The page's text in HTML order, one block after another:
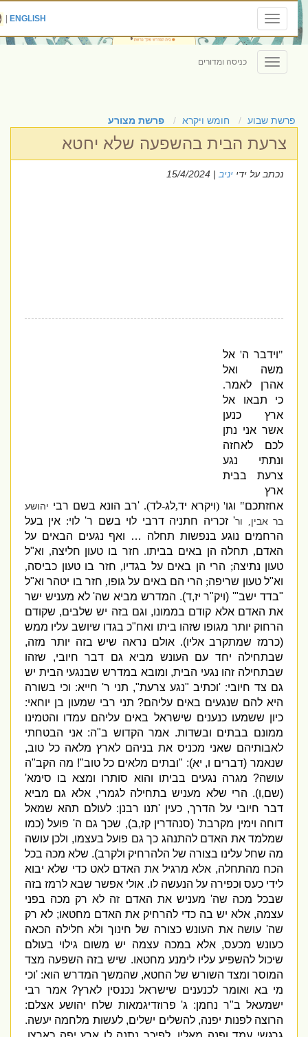
Toggle
navigation
ENGLISH
|
Toggle
navigation
כניסה ומדורים
פרשת שבוע חומש ויקרא פרשת מצורע
צרעת הבית בהשפעה שלא יחטא
נכתב על ידייניב| 15/4/2024
וידבר ה 'אל
משה ואל
אהרן לאמר.
כי תבאו אל
ארץ כנען
אשר אני נתן
לכם לאחזה
ונתתי נגע
צרעת בבית
ארץ
אחזתכם"וגו ' (ויקרא יד ,לג-לד).
'רב הונא בשם רבייהושע
בר אבין,ור 'זכריה חתניה דרבי לוי בשם ר 'לוי:אין בעל
הרחמים נוגע בנפשות תחלה … ואף נגעים הבאים על
האדם,תחלה הן באים בביתו.חזר בו טעון חליצה,וא "ל
טעון נתיצה;הרי הן באים על בגדיו,חזר בו טעון כביסה,
"ל טעון שריפה;הרי הם באים על גופו,חזר בו יטהר וא "ל
בדד ישב"' (ויק"ר יז, ד).המדרש מביא שה'לא מעניש ישר
את האדם אלא קודם בממונו,וגם בזה יש שלבים,שקודם
הרחוק יותר מגופו שזהו ביתו ואח"כ בגדו שיושב עליו ממש
כרמז שמתקרב אליו).אולם נראה שיש בזה יותר מזה,
שבתחילה יחד עם העונש מביא גם דבר חיובי,שזהו
שבתחילה זהו נגעי הבית,ומובא במדרש שבנגעי הבית יש
גם צד חיובי: 'וכתיב"נגע צרעת",תני ר 'חייא:וכי בשורה
היא להם שנגעים באים עליהם?תני רבי שמעון בן יוחאי:
כיון ששמעו כנענים שישראל באים עליהם עמדו והטמינו
ממונם בבתים ובשדות.אמר הקדוש ב ה:אני הבטחתי
לאבותיהם שאני מכניס את בניהם לארץ מלאה כל טוב,
שנאמר(דברים ו, יא ): "ובתים מלאים כל טוב"!מה הקב"ה
עושה?מגרה נגעים בביתו והוא סותרו ומצא בו סימא'
שם,ו).הרי שלא מעניש בתחילה לגמרי,אלא גם מביא
דבר חיובי על הדרך,כעין'תנו רבנן:לעולם תהא שמאל
דוחה וימין מקרבת' (סנהדרין קז ,ב),שכך גם ה 'פועל(כמו
שמלמד את האדם להתנהג כך גם פועל בעצמו,ולכן עושה
מה שחל עלינו בצורה של הלהרחיק ולקרב).שלא מכה בכל
הכח מהתחלה,אלא מרגיל את האדם לאט כדי שלא יבוא
לידי כעס וכפירה על הנעשה לו .אולי אפשר שבא לרמז בזה
שבכל מכה שה'מעניש את האדם זה לא רק מכה בפני
עצמה,אלא יש בה כדי להרחיק את האדם מחטאו;לא רק
שה'עושה את העונש כצורה של חינוך ולא חלילה הכאה
כעונש מכעס,אלא במכה עצמה יש משום גילוי בעולם
שיכול להשפיע עליו לימנע מחטאו.שיש בזה השפעה מצד
המוסר ומצד השורש של החטא,שהמשך המדרש הוא: 'וכי
מי בא ואומר לכנענים שישראל נכנסין לארץ?אמר רבי
ישמעאל ב ר נחמן:ג 'פרוזדיגמאות שלח יהושע אצלם:
הרוצה לפנות יפנה,להשלים ישלים,לעשות מלחמה יעשה.